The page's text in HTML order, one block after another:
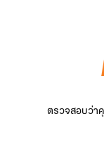
ตรวจสอบว่า